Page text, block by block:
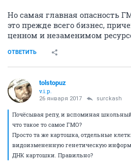
Но самая главная опасность
это прежде всего бизнес,
ценном и незаменимом
ОТВЕТИТЬ
tolstopuz
v.i.p.
26 января 2017 surckash
Почёсывая репу, и вспоминая
что такое то самое ГМО?
Просто та же картошка, отдельные
видоизмененную генетическую
ДНК картошки. Правильно?